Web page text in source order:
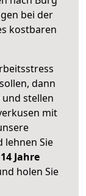
bei der
kostbaren
dann
stellen
mit
lehnen Sie
Jahre
holen Sie